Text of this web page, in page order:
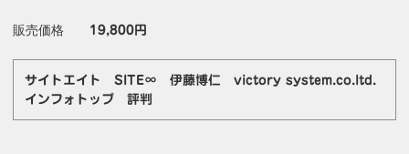
販売価格 19,800円
サイトエイト SITE∞ 伊藤博仁 victory system.co.ltd.
インフォトップ 評判